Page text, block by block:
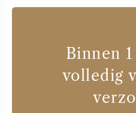
Binnen
volledig